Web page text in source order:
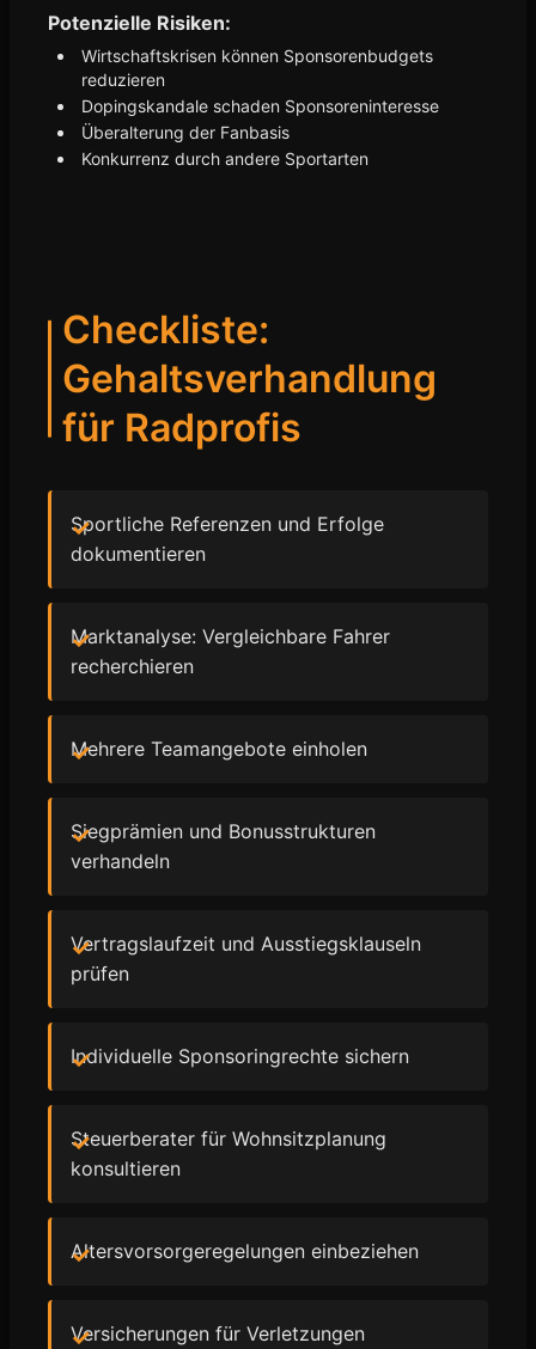
Potenzielle Risiken:
Wirtschaftskrisen können Sponsorenbudgets
reduzieren
Dopingskandale schaden Sponsoreninteresse
Überalterung der Fanbasis
Konkurrenz durch andere Sportarten
Checkliste:
Gehaltsverhandlung
für Radprofis
Sportliche Referenzen und Erfolge
dokumentieren
Marktanalyse: Vergleichbare Fahrer
recherchieren
Mehrere Teamangebote einholen
Siegprämien und Bonusstrukturen
verhandeln
Vertragslaufzeit und Ausstiegsklauseln
prüfen
Individuelle Sponsoringrechte sichern
Steuerberater für Wohnsitzplanung
konsultieren
Altersvorsorgeregelungen einbeziehen
Versicherungen für Verletzungen